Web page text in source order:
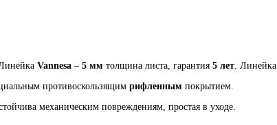
Vannesa – 5 мм толщина листа, гарантия 5 лет. Линейка
противоскользящим рифленным покрытием.
механическим повреждениям, простая в уходе.